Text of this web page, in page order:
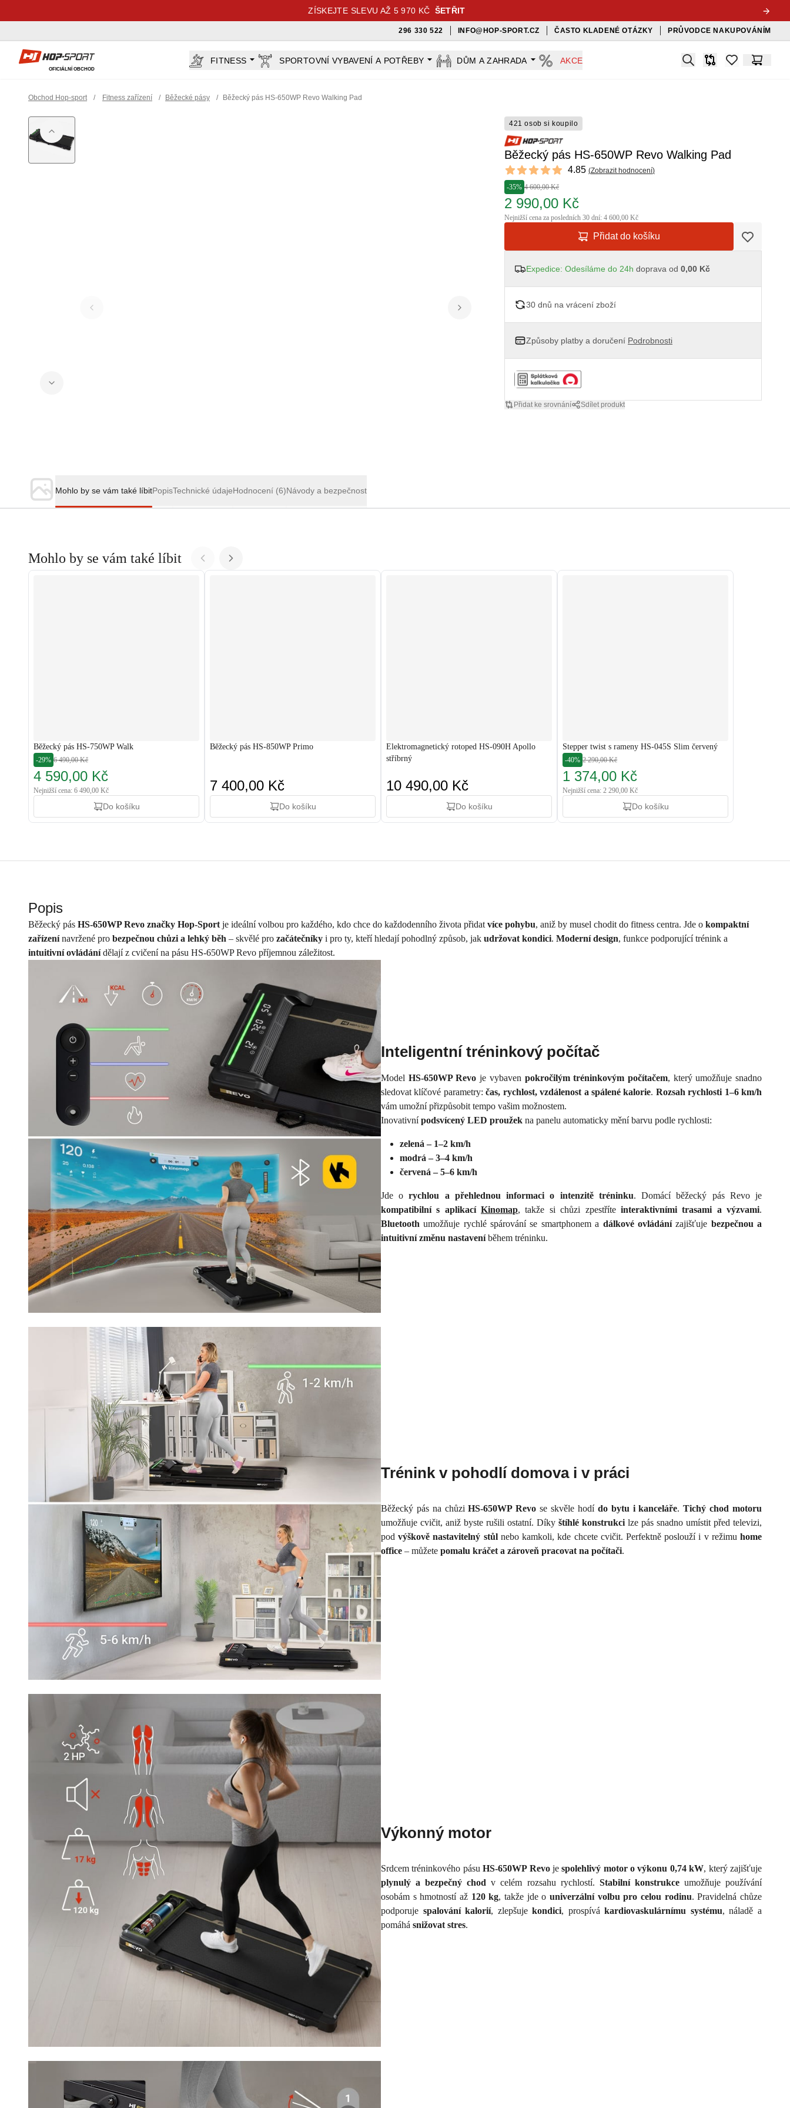
ZÍSKEJTE SLEVU AŽ 5 970 KČ ŠETŘIT
296 330 522 INFO@HOP-SPORT.CZ ČASTO KLADENÉ OTÁZKY PRŮVODCE NAKUPOVÁNÍM
Hop-Sport.cz
OFICIÁLNÍ OBCHOD
FITNESS SPORTOVNÍ VYBAVENÍ A POTŘEBY DŮM A ZAHRADA AKCE Search
Srovnávačitems inKošík
Obchod Hop-sport / Fitness zařízení / Běžecké pásy / Běžecký pás HS-650WP Revo Walking Pad
421 osob si koupilo
Běžecký pás HS-650WP Revo Walking Pad
Reviews
4.85 out of 5 stars 4.85 (Zobrazit hodnocení)
-35% 4 600,00 Kč
2 990,00 Kč
Nejnižší cena za posledních 30 dní: 4 600,00 Kč
Přidat do košíku
Expedice: Odesíláme do 24h doprava od 0,00 Kč
30 dnů na vrácení zboží
Způsoby platby a doručení Podrobnosti
Přidat ke srovnání Sdílet produkt
Mohlo by se vám také líbitPopisTechnické údajeHodnocení (6)Návody a bezpečnost
Mohlo by se vám také líbit
Běžecký pás HS-750WP Walk
-29% 6 490,00 Kč
4 590,00 Kč
Nejnižší cena: 6 490,00 Kč
Do košíku
Běžecký pás HS-850WP Primo
7 400,00 Kč
Do košíku
Elektromagnetický rotoped HS-090H Apollo
stříbrný
10 490,00 Kč
Do košíku
Stepper twist s rameny HS-045S Slim červený
-40% 2 290,00 Kč
1 374,00 Kč
Nejnižší cena: 2 290,00 Kč
Do košíku
Popis
Běžecký pás HS-650WP Revo značky Hop-Sport je ideální volbou pro každého, kdo chce do každodenního života přidat více pohybu, aniž by musel chodit do fitness centra. Jde o kompaktní
zařízenínavržené pro bezpečnou chůzi a lehký běh – skvělé pro začátečníky i pro ty, kteří hledají pohodlný způsob, jak udržovat kondici. Moderní design, funkce podporující trénink a
intuitivní ovládánídělají z cvičení na pásu HS-650WP Revo příjemnou záležitost.
Inteligentní tréninkový počítač
Model HS-650WP Revo je vybaven pokročilým tréninkovým počítačem, který umožňuje snadno
sledovat klíčové parametry:čas, rychlost, vzdálenost a spálené kalorie. Rozsah rychlosti 1–6 km/h
vám umožní přizpůsobit tempo vašim možnostem.
Inovativnípodsvícený LED proužek na panelu automaticky mění barvu podle rychlosti:
zelená – 1–2 km/h
modrá – 3–4 km/h
červená – 5–6 km/h
Jde orychlou a přehlednou informaci o intenzitě tréninku. Domácí běžecký pás Revo je
kompatibilní s aplikacíKinomap, takže si chůzi zpestříte interaktivními trasami a výzvami.
Bluetooth umožňuje rychlé spárování se smartphonem a dálkové ovládánízajišťuje bezpečnou a
intuitivní změnu nastaveníběhem tréninku.
Trénink v pohodlí domova i v práci
Běžecký pás na chůziHS-650WP Revo se skvěle hodí do bytu i kanceláře.Tichý chod motoru
umožňuje cvičit, aniž byste rušili ostatní. Díky štíhlé konstrukci lze pás snadno umístit před televizi,
podvýškově nastavitelný stůlnebo kamkoli, kde chcete cvičit. Perfektně poslouží i v režimuhome
office – můžete pomalu kráčet a zároveň pracovat na počítači.
Výkonný motor
Srdcem tréninkového pásuHS-650WP Revojespolehlivý motor o výkonu 0,74 kW, který zajišťuje
plynulý a bezpečný chod v celém rozsahu rychlostí. Stabilní konstrukceumožňuje používání
osobám s hmotností až 120 kg, takže jde ouniverzální volbu pro celou rodinu. Pravidelná chůze
podporuje spalování kalorií, zlepšujekondici, prospívákardiovaskulárnímu systému, náladě a
pomáhá snižovat stres.